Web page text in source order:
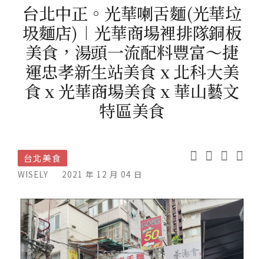
台北中正。光華喇舌麵(光華垃
圾麵店)︱光華商場裡排隊銅板
美食，湯頭一流配料豐富～捷
運忠孝新生站美食 x 北科大美
食 x 光華商場美食 x 華山藝文
特區美食
台北美食
WISELY 2021 年 12 月 04 日